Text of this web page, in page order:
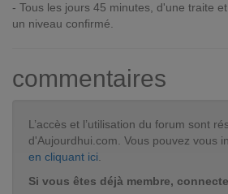
- Tous les jours 45 minutes, d'une traite
un niveau confirmé.
commentaires
L’accès et l’utilisation du forum sont
d'Aujourdhui.com. Vous pouvez vous
en cliquant ici
Si vous êtes déjà membre,